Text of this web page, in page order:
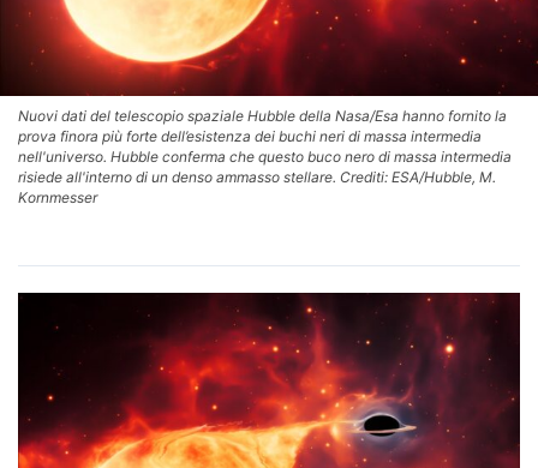
Nuovi dati del telescopio spaziale Hubble della Nasa/Esa hanno fornito la
prova finora più forte dell’esistenza dei buchi neri di massa intermedia
nell'universo. Hubble conferma che questo buco nero di massa intermedia
risiede all'interno di un denso ammasso stellare. Crediti: ESA/Hubble, M.
Kornmesser